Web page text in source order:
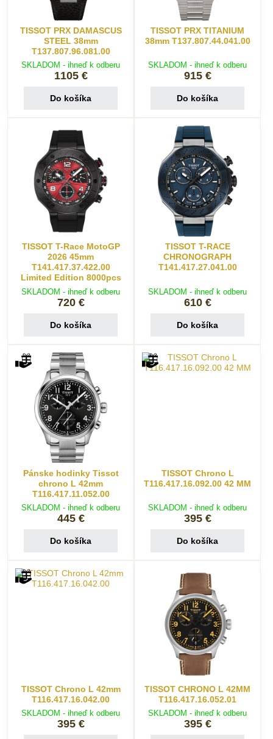
TISSOT PRX DAMASCUS
STEEL 38mm
T137.807.96.081.00
SKLADOM - ihneď k odberu
1105 €
Do košíka
TISSOT PRX TITANIUM
38mm T137.807.44.041.00
SKLADOM - ihneď k odberu
915 €
Do košíka
TISSOT T-Race MotoGP
2026 45mm
T141.417.37.422.00
Limited Edition 8000pcs
SKLADOM - ihneď k odberu
720 €
Do košíka
TISSOT T-RACE
CHRONOGRAPH
T141.417.27.041.00
SKLADOM - ihneď k odberu
610 €
Do košíka
Pánske hodinky Tissot
chrono L 42mm
T116.417.11.052.00
SKLADOM - ihneď k odberu
445 €
Do košíka
TISSOT Chrono L
T116.417.16.092.00 42 MM
SKLADOM - ihneď k odberu
395 €
Do košíka
TISSOT Chrono L 42mm
T116.417.16.042.00
SKLADOM - ihneď k odberu
395 €
TISSOT CHRONO L 42MM
T116.417.16.052.01
SKLADOM - ihneď k odberu
395 €